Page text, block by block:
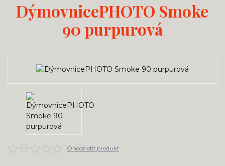
DýmovnicePHOTO Smoke
90 purpurová
Ohodnotit produkt